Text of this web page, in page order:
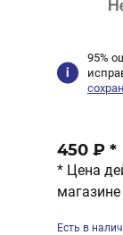
95%
450 ₽ *
* Цена
магазине
Есть в